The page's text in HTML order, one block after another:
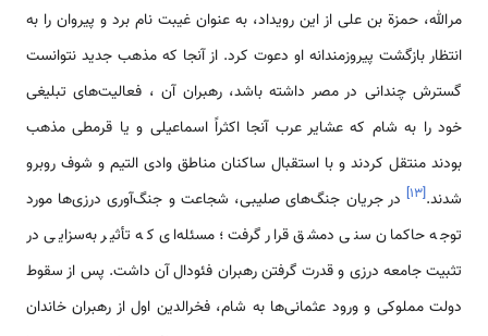
مرالله، حمزة بن علی از این رویداد، به عنوان غیبت نام برد و پیروان را به
انتظار بازگشت پیروزمندانه او دعوت کرد. از آنجا که مذهب جدید نتوانست
گسترش چندانی در مصر داشته باشد، رهبران آن ، فعالیت‌های تبلیغی
خود را به شام که عشایر عرب آنجا اکثراً اسماعیلی و یا قرمطی مذهب
بودند منتقل کردند و با استقبال ساکنان مناطق وادی التیم و شوف روبرو
شدند.[۱۳] در جریان جنگ‌های صلیبی، شجاعت و جنگ‌آوری درزی‌ها مورد
توجه حاکمان سنی دمشق قرار گرفت؛ مسئله‌ای که تأثیر به‌سزایی در
تثبیت جامعه درزی و قدرت گرفتن رهبران فئودال آن داشت. پس از سقوط
دولت مملوکی و ورود عثمانی‌ها به شام، فخرالدین اول از رهبران خاندان